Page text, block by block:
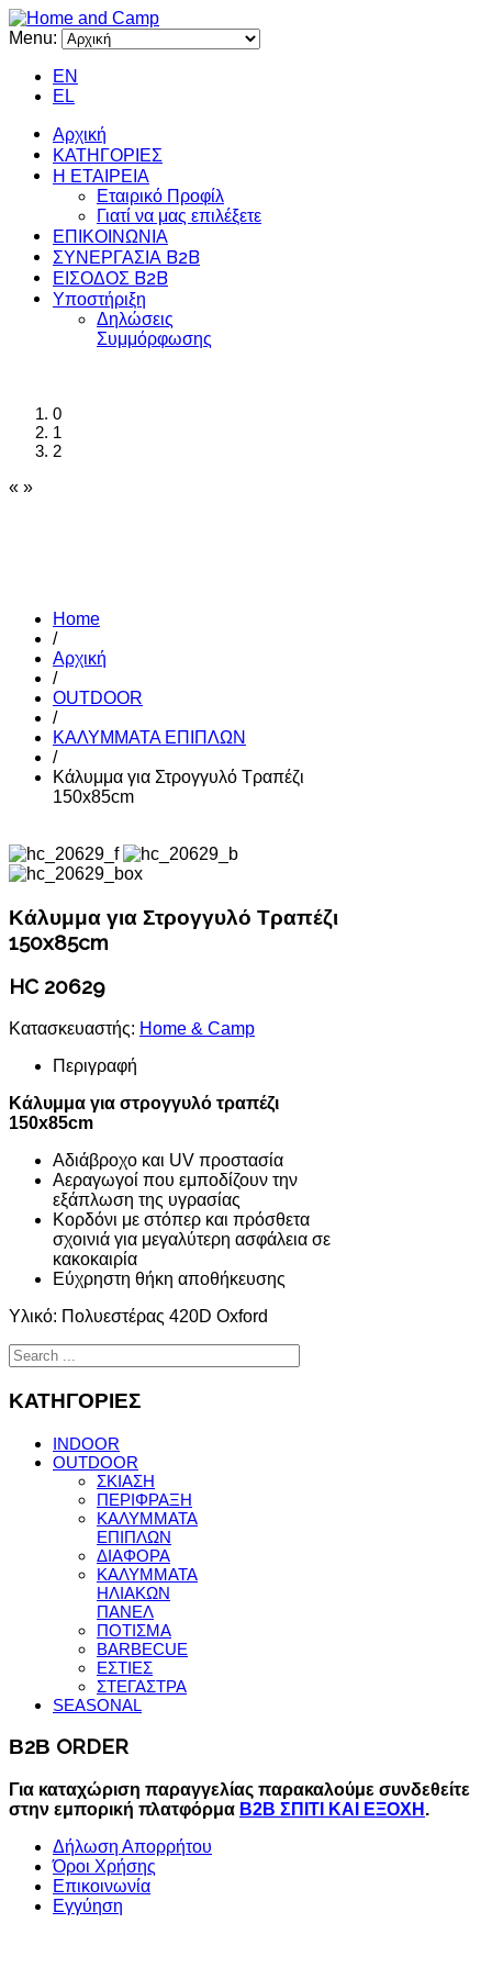
Menu:
EN
EL
Αρχική
ΚΑΤΗΓΟΡΙΕΣ
Η ΕΤΑΙΡΕΙΑ
Εταιρικό Προφίλ
Γιατί να μας επιλέξετε
ΕΠΙΚΟΙΝΩΝΙΑ
ΣΥΝΕΡΓΑΣΙΑ B2B
ΕΙΣΟΔΟΣ B2B
Υποστήριξη
Δηλώσεις
Συμμόρφωσης
0
1
2
« »
Home
/
Αρχική
/
OUTDOOR
/
ΚΑΛΥΜΜΑΤΑ ΕΠΙΠΛΩΝ
/
Κάλυμμα για Στρογγυλό Τραπέζι
150x85cm
Κάλυμμα για Στρογγυλό Τραπέζι
150x85cm
HC 20629
Κατασκευαστής: Home & Camp
Περιγραφή
Κάλυμμα για στρογγυλό τραπέζι
150x85cm
Αδιάβροχο και UV προστασία
Αεραγωγοί που εμποδίζουν την
εξάπλωση της υγρασίας
Κορδόνι με στόπερ και πρόσθετα
σχοινιά για μεγαλύτερη ασφάλεια σε
κακοκαιρία
Εύχρηστη θήκη αποθήκευσης
Υλικό: Πολυεστέρας 420D Oxford
ΚΑΤΗΓΟΡΙΕΣ
INDOOR
OUTDOOR
ΣΚΙΑΣΗ
ΠΕΡΙΦΡΑΞΗ
ΚΑΛΥΜΜΑΤΑ
ΕΠΙΠΛΩΝ
ΔΙΑΦΟΡΑ
ΚΑΛΥΜΜΑΤΑ
ΗΛΙΑΚΩΝ
ΠΑΝΕΛ
ΠΟΤΙΣΜΑ
BARBECUE
ΕΣΤΙΕΣ
ΣΤΕΓΑΣΤΡΑ
SEASONAL
Β2Β ORDER
Για καταχώριση παραγγελίας παρακαλούμε συνδεθείτε
στην εμπορική πλατφόρμα B2B ΣΠΙΤΙ ΚΑΙ ΕΞΟΧΗ .
Δήλωση Απορρήτου
Όροι Χρήσης
Επικοινωνία
Εγγύηση